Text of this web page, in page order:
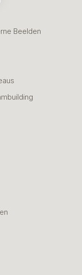
Beelden